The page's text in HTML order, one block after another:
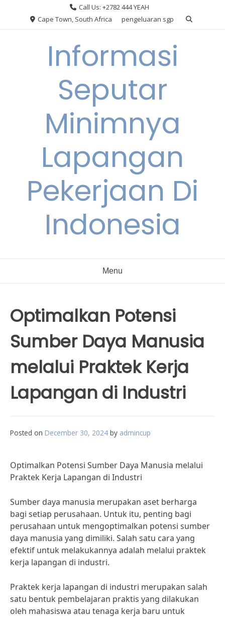
Call Us: +2782 444 YEAH
Cape Town, South Africa
pengeluaran sgp
Informasi
Seputar
Minimnya
Lapangan
Pekerjaan Di
Indonesia
Menu
Optimalkan Potensi
Sumber Daya Manusia
melalui Praktek Kerja
Lapangan di Industri
Posted on December 30, 2024 by admincup
Optimalkan Potensi Sumber Daya Manusia melalui
Praktek Kerja Lapangan di Industri
Sumber daya manusia merupakan aset berharga
bagi setiap perusahaan. Untuk itu, penting bagi
perusahaan untuk mengoptimalkan potensi sumber
daya manusia yang dimiliki. Salah satu cara yang
efektif untuk melakukannya adalah melalui praktek
kerja lapangan di industri.
Praktek kerja lapangan di industri merupakan salah
satu bentuk pembelajaran praktis yang dilakukan
oleh mahasiswa atau tenaga kerja baru untuk